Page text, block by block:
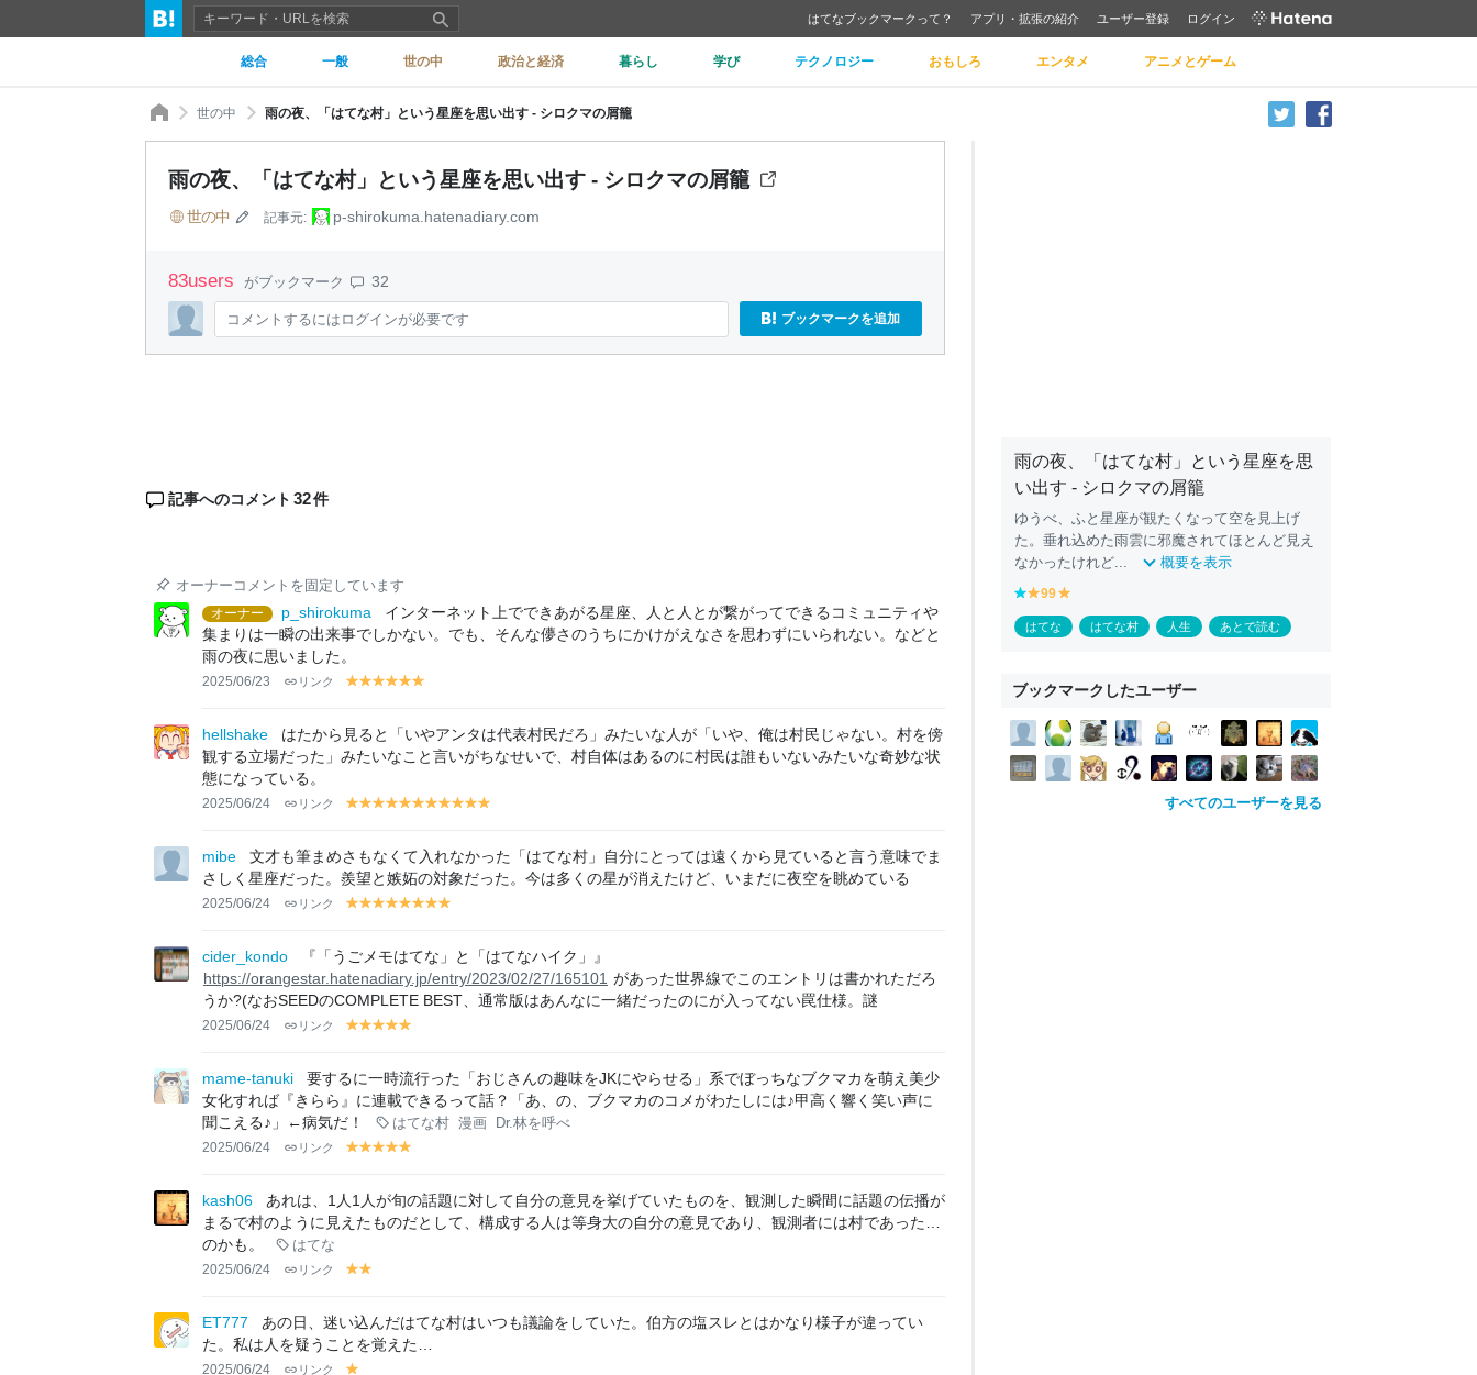
はてなブックマークって？ アプリ・拡張の紹介 ユーザー登録 ログイン
総合 一般 世の中 政治と経済 暮らし 学び テクノロジー おもしろ エンタメ アニメとゲーム
世の中 雨の夜、「はてな村」という星座を思い出す - シロクマの屑籠
雨の夜、「はてな村」という星座を思い出す - シロクマの屑籠
世の中 記事元: p-shirokuma.hatenadiary.com
83users がブックマーク 32
コメントするにはログインが必要です ブックマークを追加
記事へのコメント 32件
オーナーコメントを固定しています
オーナー p_shirokuma
インターネット上でできあがる星座、人と人とが繋がってできるコミュニティや
集まりは一瞬の出来事でしかない。でも、そんな儚さのうちにかけがえなさを思わずにいられない。などと
雨の夜に思いました。
2025/06/23 リンク
y
lo
w
y
lo
w
y
lo
w
y
w
y
lo
w
lo
w
hellshake
はたから見ると「いやアンタは代表村民だろ」みたいな人が「いや、俺は村民じゃない。村を傍
観する立場だった」みたいなこと言いがちなせいで、村自体はあるのに村民は誰もいないみたいな奇妙な状
態になっている。
2025/06/24 リンク
y
lo
w
y
lo
w
y
lo
w
y
lo
w
y
lo
w
y
lo
w
y
lo
w
y
lo
w
y
lo
w
y
lo
w w
mibe
文才も筆まめさもなくて入れなかった「はてな村」自分にとっては遠くから見ていると言う意味でま
さしく星座だった。羨望と嫉妬の対象だった。今は多くの星が消えたけど、いまだに夜空を眺めている
2025/06/24 リンク
y
lo
w
y
lo
w
y
lo
w
y
lo
w
y
lo
w
y
lo
w
y
lo
w w
cider_kondo
『「うごメモはてな」と「はてなハイク」』
https://orangestar.hatenadiary.jp/entry/2023/02/27/165101 があった世界線でこのエントリは書かれただろ
うか?(なおSEEDのCOMPLETE BEST、通常版はあんなに一緒だったのにが入ってない罠仕様。謎
2025/06/24 リンク
y
lo
y
lo
w
y
lo
w
y
lo
w
lo
w
mame-tanuki
要するに一時流行った「おじさんの趣味をJKにやらせる」系でぼっちなブクマカを萌え美少
女化すれば『きらら』に連載できるって話？「あ、の、ブクマカのコメがわたしには♪甲高く響く笑い声に
聞こえる♪」←病気だ！
はてな村 漫画 Dr.林を呼べ
2025/06/24 リンク
y
lo
w
y
lo
w
y
lo
w
y
lo
w
lo
w
kash06
あれは、1人1人が旬の話題に対して自分の意見を挙げていたものを、観測した瞬間に話題の伝播が
まるで村のように見えたものだとして、構成する人は等身大の自分の意見であり、観測者には村であった…
のかも。
はてな
2025/06/24 リンク
y
lo
w
lo
w
ET777
あの日、迷い込んだはてな村はいつも議論をしていた。伯方の塩スレとはかなり様子が違ってい
た。私は人を疑うことを覚えた…
2025/06/24 リンク
雨の夜、「はてな村」という星座を思
い出す - シロクマの屑籠
ゆうべ、ふと星座が観たくなって空を見上げ
た。垂れ込めた雨雲に邪魔されてほとんど見え
なかったけれど...
概要を表示
b
l
u
y
e
ll
99
e
ll
はてな はてな村 人生 あとで読む
ブックマークしたユーザー
すべてのユーザーを見る